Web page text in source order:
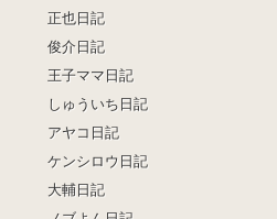
正也日記
俊介日記
王子ママ日記
しゅういち日記
アヤコ日記
ケンシロウ日記
大輔日記